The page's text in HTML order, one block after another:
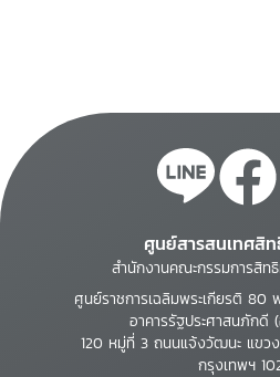
ศูนย์สารสนเทศสิ
สำนักงานคณะกรรมการสิท
ศูนย์ราชการเฉลิมพระเกียรติ 80
อาคารรัฐประศาสนภักดี
120 หมู่ที่ 3 ถนนแจ้งวัฒนะ แขว
กรุงเทพฯ